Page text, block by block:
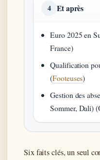
4 Et après
Euro 2025 en
France)
Qualification
(Footeuses)
Gestion des
Sommer, Dali)
Six faits clés, un seul